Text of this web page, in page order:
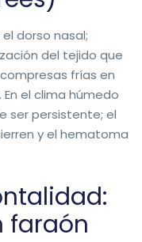
dorso nasal;
del tejido que
frías en
el clima húmedo
ser persistente; el
y el hematoma
faraón